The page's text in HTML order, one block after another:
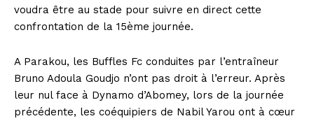
voudra être au stade pour suivre en direct cette
confrontation de la 15ème journée.
A Parakou, les Buffles Fc conduites par l’entraîneur
Bruno Adoula Goudjo n’ont pas droit à l’erreur. Après
leur nul face à Dynamo d’Abomey, lors de la journée
précédente, les coéquipiers de Nabil Yarou ont à cœur